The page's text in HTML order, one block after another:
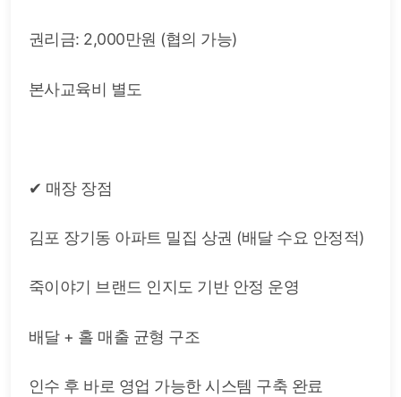
권리금: 2,000만원 (협의 가능)
본사교육비 별도
✔ 매장 장점
김포 장기동 아파트 밀집 상권 (배달 수요 안정적)
죽이야기 브랜드 인지도 기반 안정 운영
배달 + 홀 매출 균형 구조
인수 후 바로 영업 가능한 시스템 구축 완료